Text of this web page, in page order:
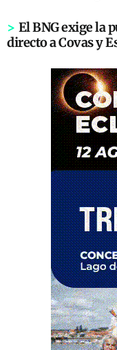
> El BNG exige la
directo a Covas y